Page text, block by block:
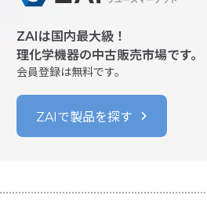
ZAIは国内最大級！
理化学機器の中古販売市場です。
会員登録は無料です。
ZAIで製品を探す